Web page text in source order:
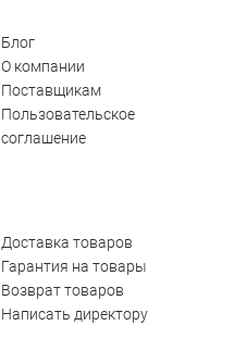
Блог
О компании
Поставщикам
Пользовательское
соглашение
Доставка товаров
Гарантия на товары
Возврат товаров
Написать директору